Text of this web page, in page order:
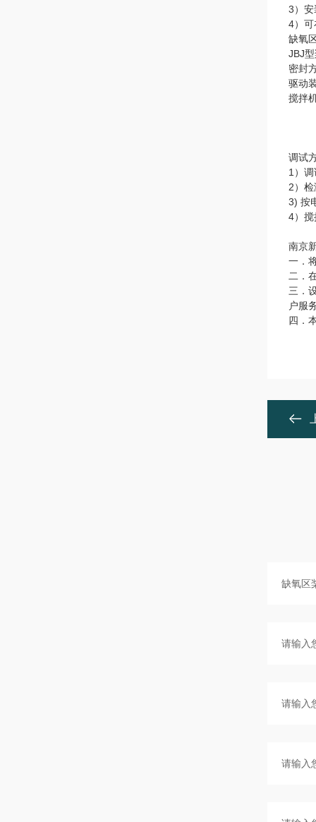
3）安
4）可
缺氧
JBJ
密封
驱动
搅拌
调试
1）
2）
3) 按
4）搅
南京
一．
二．
三．
户服
四．